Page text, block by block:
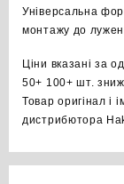
Універсальна
монтажу до
Ціни вказані за
50+ 100+ шт.
Товар оригінал і
дистрибютора